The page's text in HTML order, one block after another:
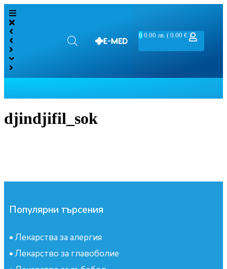
0 0.00 лв. ( 0.00 € )
djindjifil_sok
Популярни търсения
• Лекарства за алергия
• Лекарство за главоболие